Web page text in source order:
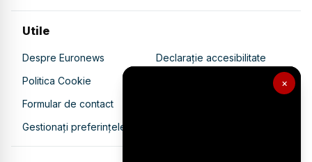
×
Utile
Despre Euronews
Declarație accesibilitate
Politica Cookie
Politica de confidențialitate
Formular de contact
Gestionați preferințele